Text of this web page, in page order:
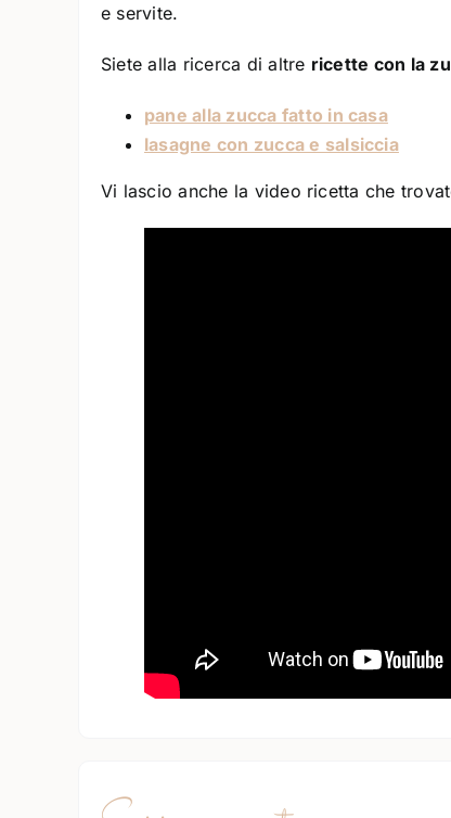
e servite.
Siete alla ricerca di altre ricette con la
pane alla zucca fatto in casa
lasagne con zucca e salsiccia
Vi lascio anche la video ricetta che